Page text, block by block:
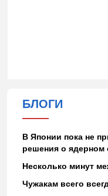
БЛОГИ
В Японии пока не
решения о ядерном
Несколько минут
Чужакам всего